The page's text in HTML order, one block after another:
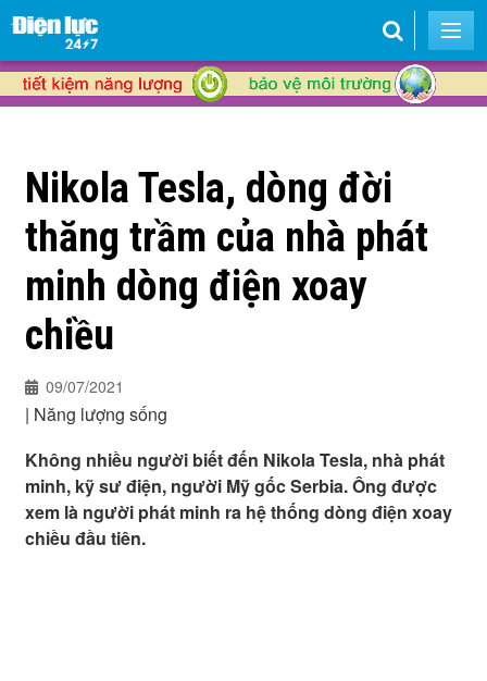
Nikola Tesla, dòng đời
thăng trầm của nhà phát
minh dòng điện xoay
chiều
09/07/2021
| Năng lượng sống
Không nhiều người biết đến Nikola Tesla, nhà phát
minh, kỹ sư điện, người Mỹ gốc Serbia. Ông được
xem là người phát minh ra hệ thống dòng điện xoay
chiều đầu tiên.